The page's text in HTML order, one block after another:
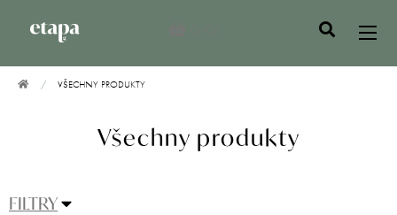
VŠECHNY PRODUKTY
Všechny produkty
FILTRY